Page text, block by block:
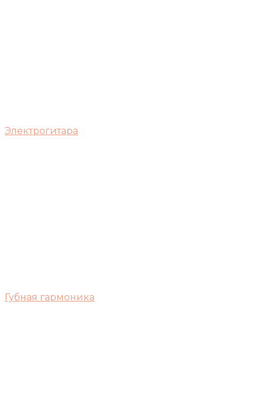
Электрогитара
Губная гармоника